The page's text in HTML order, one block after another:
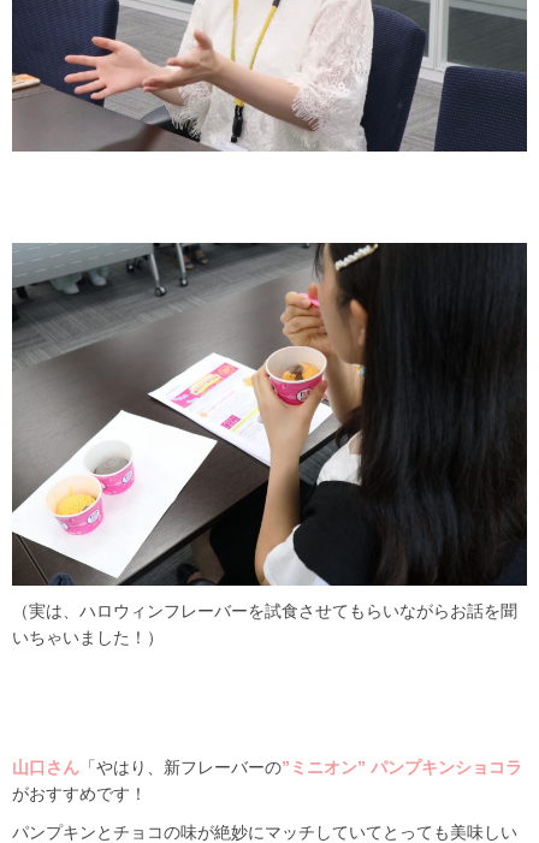
（実は、ハロウィンフレーバーを試食させてもらいながらお話を聞
いちゃいました！）
山口さん 「やはり、新フレーバーの” ミニオン” パンプキンショコラ
がおすすめです！
パンプキンとチョコの味が絶妙にマッチしていてとっても美味しい